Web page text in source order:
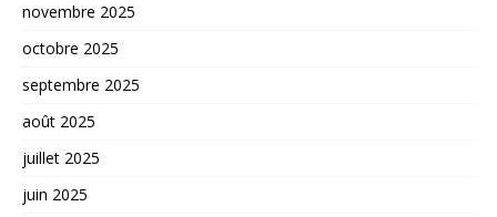
novembre 2025
octobre 2025
septembre 2025
août 2025
juillet 2025
juin 2025